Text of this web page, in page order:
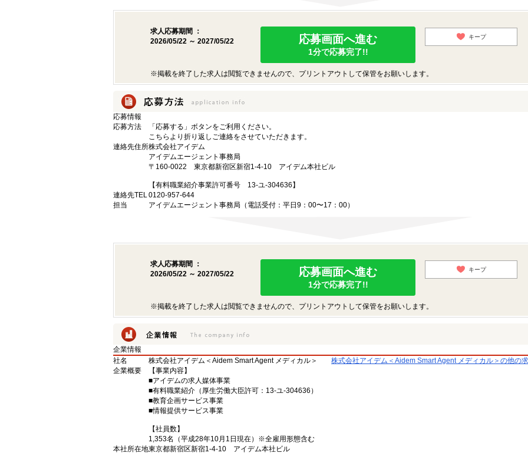
求人応募期間 ：
2026/05/22 ～ 2027/05/22
応募画面へ進む
1分で応募完了!!
キープ
※掲載を終了した求人は閲覧できませんので、プリントアウトして保管をお願いします。
応募情報
応募方法
「応募する」ボタンをご利用ください。
こちらより折り返しご連絡をさせていただきます。
連絡先住所株式会社アイデム
アイデムエージェント事務局
〒160-0022 東京都新宿区新宿1-4-10 アイデム本社ビル
【有料職業紹介事業許可番号 13-ユ-304636】
連絡先TEL0120-957-644
担当
アイデムエージェント事務局（電話受付：平日9：00〜17：00）
求人応募期間 ：
2026/05/22 ～ 2027/05/22
応募画面へ進む
1分で応募完了!!
キープ
※掲載を終了した求人は閲覧できませんので、プリントアウトして保管をお願いします。
企業情報
社名
株式会社アイデム＜Aidem Smart Agent メディカル＞
株式会社アイデム＜Aidem Smart Agent メディカル＞の他の
企業概要
【事業内容】
■アイデムの求人媒体事業
■有料職業紹介（厚生労働大臣許可：13-ユ-304636）
■教育企画サービス事業
■情報提供サービス事業
【社員数】
1,353名（平成28年10月1日現在）※全雇用形態含む
本社所在地東京都新宿区新宿1-4-10 アイデム本社ビル